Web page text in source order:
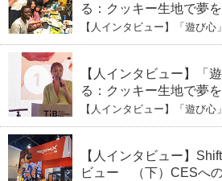
る：クッキー生地で夢
ひとみ（下） 起業は「
笑いの子育て哲学
【人インタビュー】「遊び心
【人インタビュー】「
る：クッキー生地で夢
ひとみ（上） クッキー
できる」という哲学
【人インタビュー】「遊び心
【人インタビュー】
ビュー （下）CESへ